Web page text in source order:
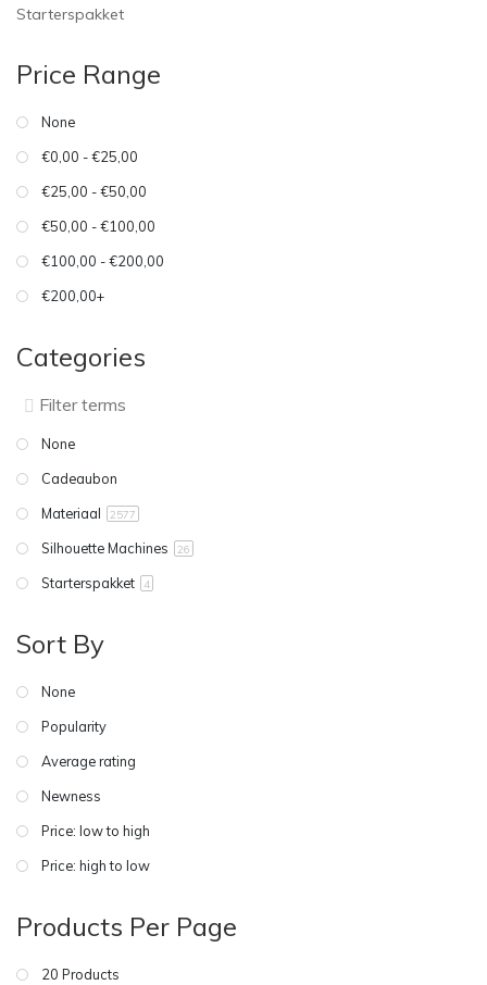
Starterspakket
Price Range
None
€0,00 - €25,00
€25,00 - €50,00
€50,00 - €100,00
€100,00 - €200,00
€200,00+
Categories
None
Cadeaubon
Materiaal
2577
Silhouette Machines 26
Starterspakket 4
Sort By
None
Popularity
Average rating
Newness
Price: low to high
Price: high to low
Products Per Page
20 Products